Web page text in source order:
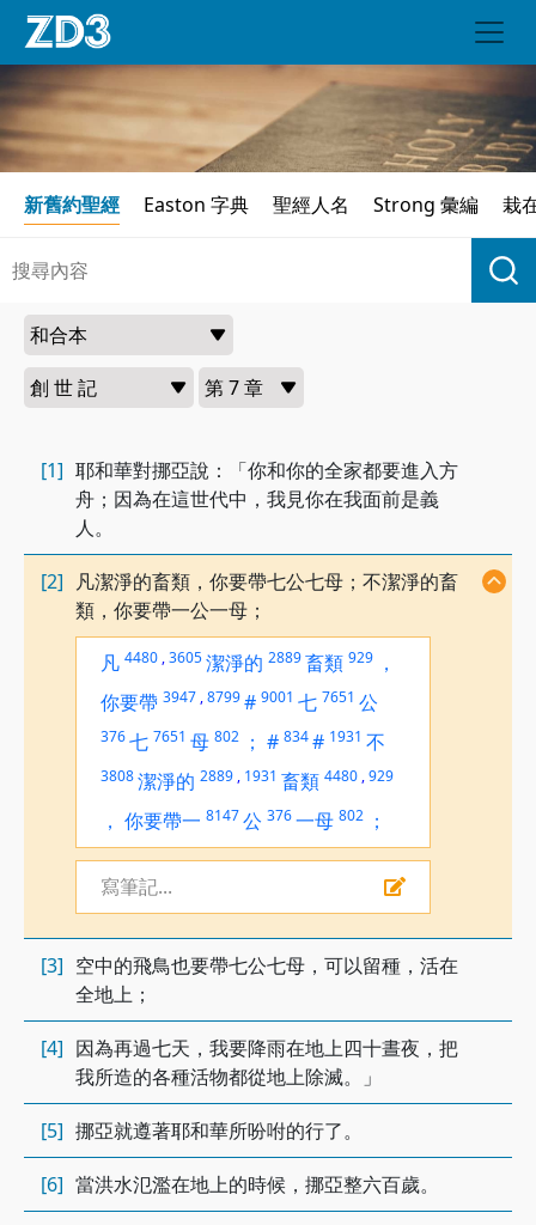
新舊約聖經 Easton 字典 聖經人名 Strong 彙編 栽
[1] 耶和華對挪亞說：「你和你的全家都要進入方
舟；因為在這世代中，我見你在我面前是義
人。
[2] 凡潔淨的畜類，你要帶七公七母；不潔淨的畜
類，你要帶一公一母；
凡 4480 ,3605潔淨的 2889畜類 929 ，
你要帶 3947 ,8799# 9001 七 7651 公
376七 7651 母 802 ； # 834# 1931 不
3808潔淨的 2889 , 1931 畜類 4480 ,929
， 你要帶一 8147公 376一母 802 ；
寫筆記...
[3] 空中的飛鳥也要帶七公七母，可以留種，活在
全地上；
[4] 因為再過七天，我要降雨在地上四十晝夜，把
我所造的各種活物都從地上除滅。」
[5] 挪亞就遵著耶和華所吩咐的行了。
[6] 當洪水氾濫在地上的時候，挪亞整六百歲。